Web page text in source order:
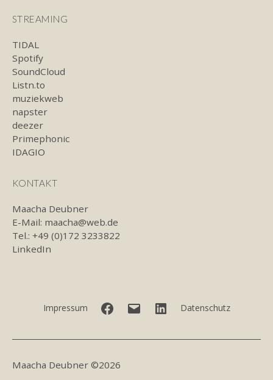
STREAMING
TIDAL
Spotify
SoundCloud
Listn.to
muziekweb
napster
deezer
Primephonic
IDAGIO
KONTAKT
Maacha Deubner
E-Mail: maacha@web.de
Tel.: +49 (0)172 3233822
LinkedIn
Impressum Facebook LinkedIn
Datenschutz
Maacha Deubner ©2026